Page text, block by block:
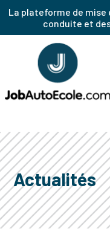
La plateforme de mise
conduite et
Actualités